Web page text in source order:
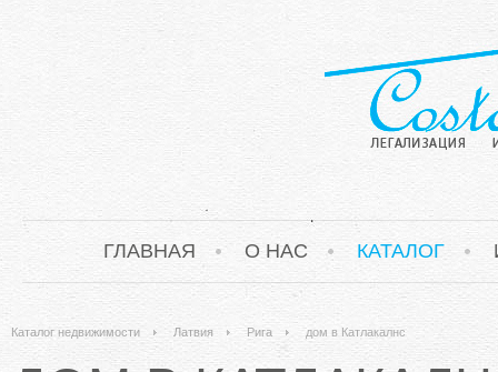
ГЛАВНАЯ О НАС КАТАЛОГ
Каталог недвижимости Латвия Рига дом в Катлакалнс